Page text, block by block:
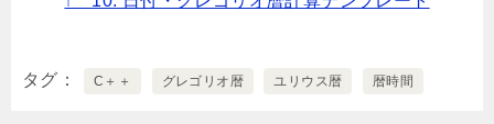
タグ C＋＋ グレゴリオ暦 ユリウス暦 暦時間